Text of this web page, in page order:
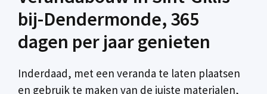
bij-Dendermonde, 365
dagen per jaar genieten
Inderdaad, met een veranda te laten plaatsen
en gebruik te maken van de juiste materialen,